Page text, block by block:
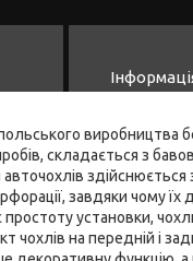
виробництва
складається з
здійснюється
завдяки чому їх
установки,
чохлів на передній і